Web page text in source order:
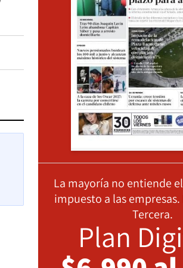
La mayoría no entiende
impuesto a las empresas.
Tercera.
Plan